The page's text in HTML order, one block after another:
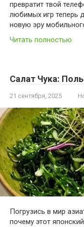
превратит твой
любимых игр теперь
новую эру
Читать полностью
Салат Чука:
21 сентября, 2025
Погрузись в мир
почему этот